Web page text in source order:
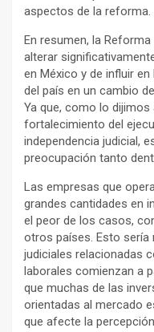
aspectos de la reforma.
En resumen, la
alterar
en México y de influir
del país en un cambio
Ya que, como lo
fortalecimiento del
independencia judicial,
preocupación tanto
Las empresas que
grandes cantidades en
el peor de los casos,
otros países. Esto sería
judiciales relacionadas
laborales comienzan a
que muchas de las
orientadas al mercado
que afecte la